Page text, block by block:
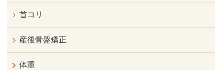
首コリ
産後骨盤矯正
体重